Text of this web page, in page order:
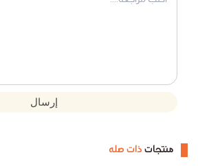
إرسال
منتجاتذات صله